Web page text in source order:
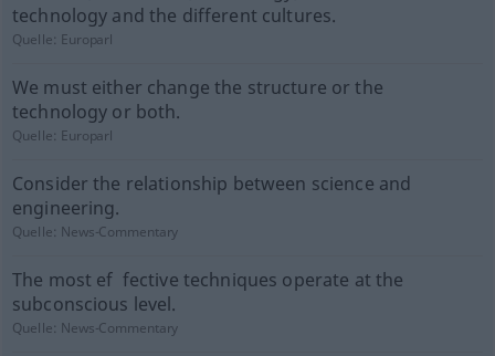
technology and the different cultures.
Quelle: Europarl
We must either change the structure or the
technology or both.
Quelle: Europarl
Consider the relationship between science and
engineering.
Quelle: News-Commentary
The most ef ­ fective techniques operate at the
subconscious level.
Quelle: News-Commentary